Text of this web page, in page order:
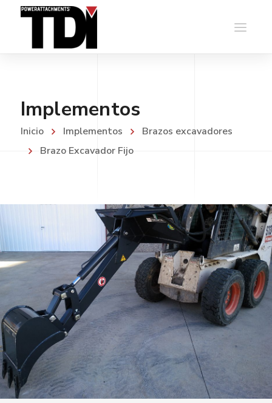
Implementos
Inicio Implementos
Brazos excavadores
Brazo Excavador Fijo